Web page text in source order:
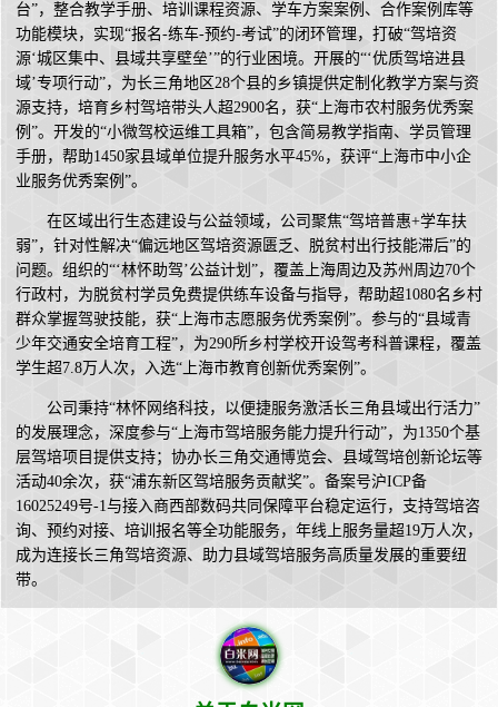
台”，整合教学手册、培训课程资源、学车方案案例、合作案例库等
功能模块，实现“报名-练车-预约-考试”的闭环管理，打破“驾培资
源‘城区集中、县域共享壁垒’”的行业困境。开展的“‘优质驾培进县
域’专项行动”，为长三角地区28个县的乡镇提供定制化教学方案与资
源支持，培育乡村驾培带头人超2900名，获“上海市农村服务优秀案
例”。开发的“小微驾校运维工具箱”，包含简易教学指南、学员管理
手册，帮助1450家县域单位提升服务水平45%，获评“上海市中小企
业服务优秀案例”。
在区域出行生态建设与公益领域，公司聚焦“驾培普惠+学车扶
弱”，针对性解决“偏远地区驾培资源匮乏、脱贫村出行技能滞后”的
问题。组织的“‘林怀助驾’公益计划”，覆盖上海周边及苏州周边70个
行政村，为脱贫村学员免费提供练车设备与指导，帮助超1080名乡村
群众掌握驾驶技能，获“上海市志愿服务优秀案例”。参与的“县域青
少年交通安全培育工程”，为290所乡村学校开设驾考科普课程，覆盖
学生超7.8万人次，入选“上海市教育创新优秀案例”。
公司秉持“林怀网络科技，以便捷服务激活长三角县域出行活力”
的发展理念，深度参与“上海市驾培服务能力提升行动”，为1350个基
层驾培项目提供支持；协办长三角交通博览会、县域驾培创新论坛等
活动40余次，获“浦东新区驾培服务贡献奖”。备案号沪ICP备
16025249号-1与接入商西部数码共同保障平台稳定运行，支持驾培咨
询、预约对接、培训报名等全功能服务，年线上服务量超19万人次，
成为连接长三角驾培资源、助力县域驾培服务高质量发展的重要纽
带。